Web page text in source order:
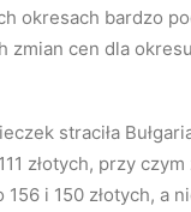
okresach bardzo
zmian cen dla
straciła
złotych, przy
i 150 złotych, a